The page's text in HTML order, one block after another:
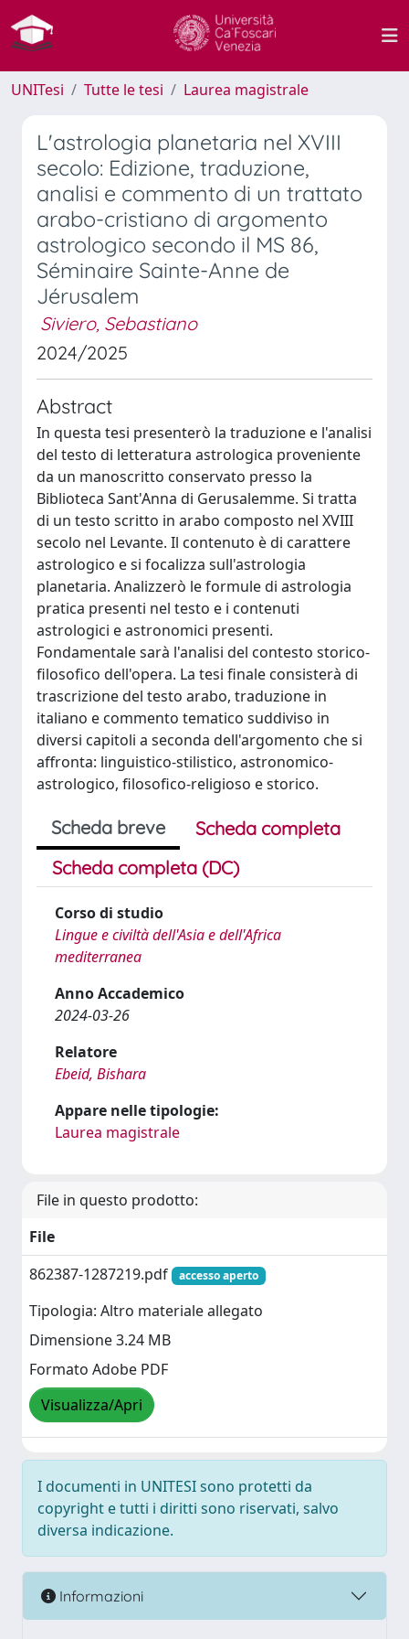
UNITesi Tutte le tesi Laurea magistrale
L'astrologia planetaria nel XVIII
secolo: Edizione, traduzione,
analisi e commento di un trattato
arabo-cristiano di argomento
astrologico secondo il MS 86,
Séminaire Sainte-Anne de
Jérusalem
Siviero, Sebastiano
2024/2025
Abstract
In questa tesi presenterò la traduzione e l'analisi
del testo di letteratura astrologica proveniente
da un manoscritto conservato presso la
Biblioteca Sant'Anna di Gerusalemme. Si tratta
di un testo scritto in arabo composto nel XVIII
secolo nel Levante. Il contenuto è di carattere
astrologico e si focalizza sull'astrologia
planetaria. Analizzerò le formule di astrologia
pratica presenti nel testo e i contenuti
astrologici e astronomici presenti.
Fondamentale sarà l'analisi del contesto storico-
filosofico dell'opera. La tesi finale consisterà di
trascrizione del testo arabo, traduzione in
italiano e commento tematico suddiviso in
diversi capitoli a seconda dell'argomento che si
affronta: linguistico-stilistico, astronomico-
astrologico, filosofico-religioso e storico.
Scheda breve
Scheda completa
Scheda completa (DC)
Corso di studio
Lingue e civiltà dell'Asia e dell'Africa
mediterranea
Anno Accademico
2024-03-26
Relatore
Ebeid, Bishara
Appare nelle tipologie:
Laurea magistrale
File in questo prodotto:
File
862387-1287219.pdf
accesso aperto
Tipologia: Altro materiale allegato
Dimensione 3.24 MB
Formato Adobe PDF
Visualizza/Apri
I documenti in UNITESI sono protetti da
copyright e tutti i diritti sono riservati, salvo
diversa indicazione.
Informazioni